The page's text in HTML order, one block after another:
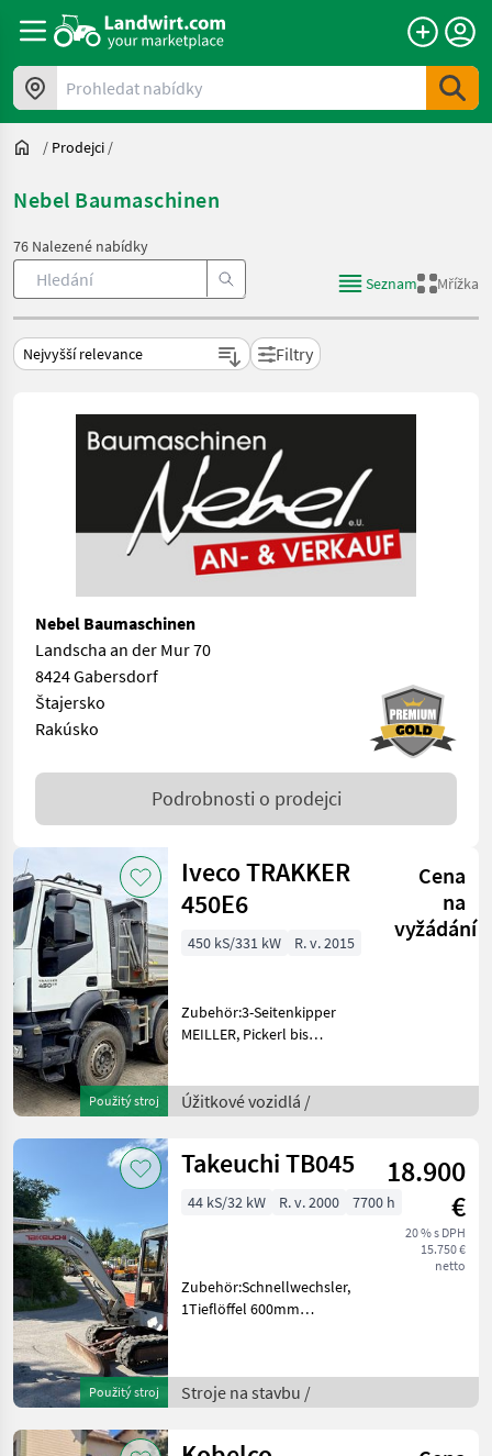
Prohledat nabídky
/ Prodejci /
Nebel Baumaschinen
76 Nalezené nabídky
Seznam
Mřížka
Filtry
Nebel Baumaschinen
Landscha an der Mur 70
8424 Gabersdorf
Štajersko
Rakúsko
Podrobnosti o prodejci
Použitý stroj
Iveco TRAKKER
450E6
Cena
na
vyžádání
450 kS/331 kW R. v. 2015
Zubehör:3-Seitenkipper
MEILLER, Pickerl bis
prevodovka, : manuálna
prevodovka Úžitkové
Úžitkové vozidlá /
Použitý stroj
Takeuchi TB045
18.900
€
20 % s DPH
15.750 €
netto
44 kS/32 kW R. v. 2000 7700 h
Zubehör:Schnellwechsler,
1Tieflöffel 600mm
Stroje na stavbu mini bager
Stroje na stavbu /